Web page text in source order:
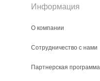
Информация
О компании
Сотрудничество с нами
Партнерская программа